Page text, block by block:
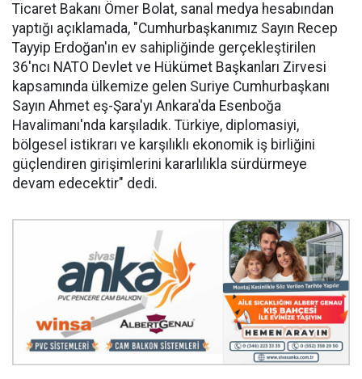
Ticaret Bakanı Ömer Bolat, sanal medya hesabından
yaptığı açıklamada, "Cumhurbaşkanımız Sayın Recep
Tayyip Erdoğan'ın ev sahipliğinde gerçekleştirilen
36'ncı NATO Devlet ve Hükümet Başkanları Zirvesi
kapsamında ülkemize gelen Suriye Cumhurbaşkanı
Sayın Ahmet eş-Şara'yı Ankara'da Esenboğa
Havalimanı'nda karşıladık. Türkiye, diplomasiyi,
bölgesel istikrarı ve karşılıklı ekonomik iş birliğini
güçlendiren girişimlerini kararlılıkla sürdürmeye
devam edecektir" dedi.